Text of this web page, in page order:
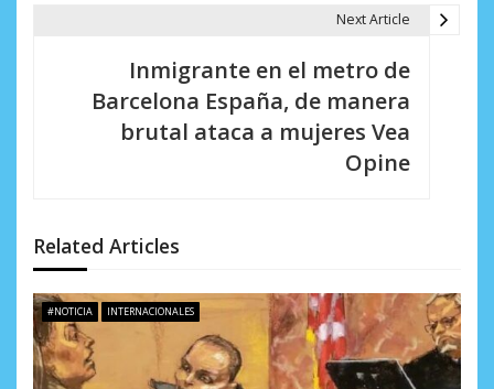
d
e
e
n
Next Article
Inmigrante en el metro de
Barcelona España, de manera
brutal ataca a mujeres Vea
Opine
Related Articles
#NOTICIA INTERNACIONALES